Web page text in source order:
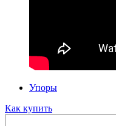
Упоры
Как купить